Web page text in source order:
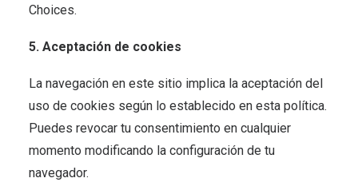
Choices.
5. Aceptación de cookies
La navegación en este sitio implica la aceptación del
uso de cookies según lo establecido en esta política.
Puedes revocar tu consentimiento en cualquier
momento modificando la configuración de tu
navegador.